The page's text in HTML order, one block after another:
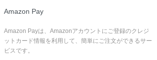
Amazon Pay
Amazon Payは、Amazonアカウントにご登録のクレジ
ットカード情報を利用して、簡単にご注文ができるサー
ビスです。